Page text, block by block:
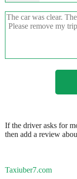
If the driver asks for
then add a review
Taxiuber7.com